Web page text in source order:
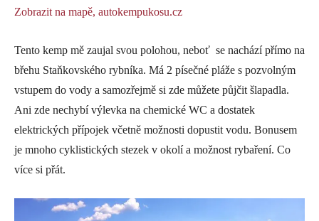
Zobrazit na mapě, autokempukosu.cz
Tento kemp mě zaujal svou polohou, neboť se nachází přímo na
břehu Staňkovského rybníka. Má 2 písečné pláže s pozvolným
vstupem do vody a samozřejmě si zde můžete půjčit šlapadla.
Ani zde nechybí výlevka na chemické WC a dostatek
elektrických přípojek včetně možnosti dopustit vodu. Bonusem
je mnoho cyklistických stezek v okolí a možnost rybaření. Co
více si přát.